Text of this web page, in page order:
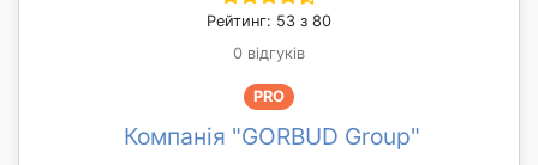
Рейтинг: 53 з 80
0 відгуків
PRO
Компанія "GORBUD Group"